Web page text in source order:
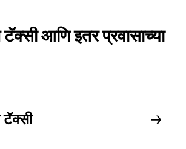
टॅक्सी आणि इतर प्रवासाच्या
टॅक्सी